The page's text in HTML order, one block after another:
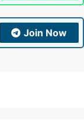
Join Now